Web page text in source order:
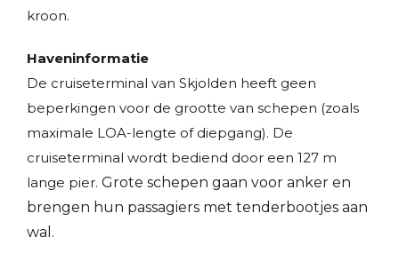
kroon.
Haveninformatie
De cruiseterminal van Skjolden heeft geen
beperkingen voor de grootte van schepen (zoals
maximale LOA-lengte of diepgang). De
cruiseterminal wordt bediend door een 127 m
lange pier. Grote schepen gaan voor anker en
brengen hun passagiers met tenderbootjes aan
wal.